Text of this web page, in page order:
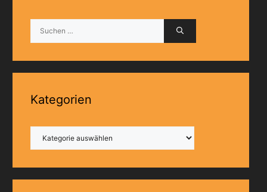
nach:
Kategorien